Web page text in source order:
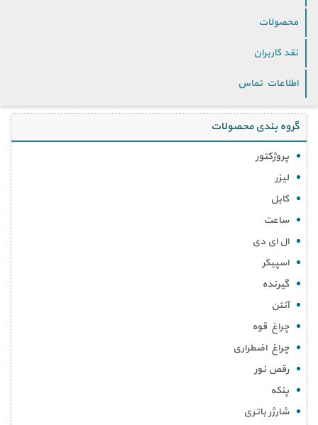
محصولات
نقد کاربران
اطلاعات تماس
گروه بندی محصولات
پروژکتور
لیزر
کابل
ساعت
ال ای دی
اسپیکر
گیرنده
آنتن
چراغ قوه
چراغ اضطراری
رقص نور
پنکه
شارژر باتری